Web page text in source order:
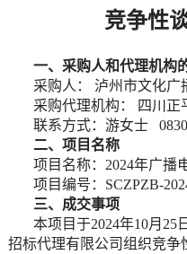
竞争性
一、采购人和代理机构
采购人：
泸州市文化广
采购代理机构：
四川正
联系方式： 游女士
二、项目名称
项目名称： 2024年广播
项目编号： SCZPZB-
三、成交事项
本项目于2024年10月 25日
招标代理有限公司组织竞争